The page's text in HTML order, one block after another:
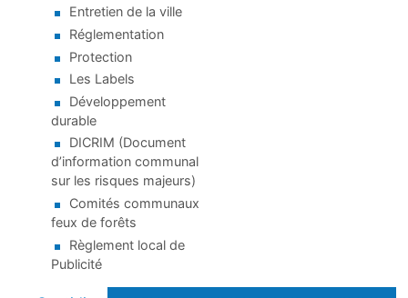
Entretien de la ville
Réglementation
Protection
Les Labels
Développement
durable
DICRIM (Document
d’information communal
sur les risques majeurs)
Comités communaux
feux de forêts
Règlement local de
Publicité